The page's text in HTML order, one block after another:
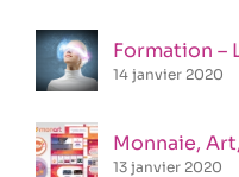
Formation –
14 janvier 2020
Monnaie,
13 janvier 2020